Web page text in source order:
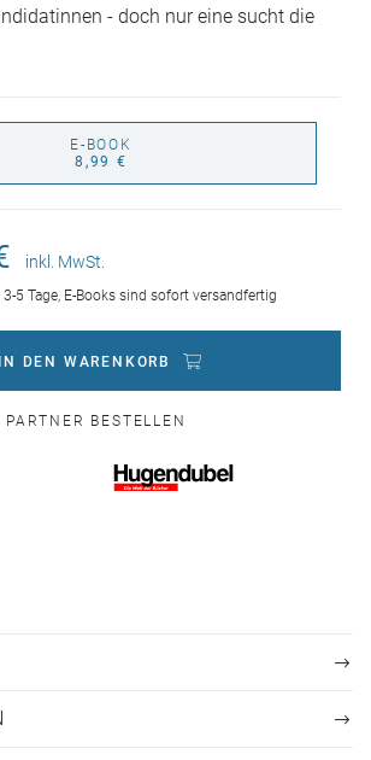
- doch nur eine sucht die
E-BOOK
8,99 €
inkl. MwSt.
3-5 Tage, E-Books sind sofort versandfertig
IN DEN WARENKORB
BESTELLEN